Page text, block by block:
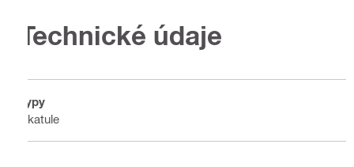
Technické údaje
Typy
Škatule